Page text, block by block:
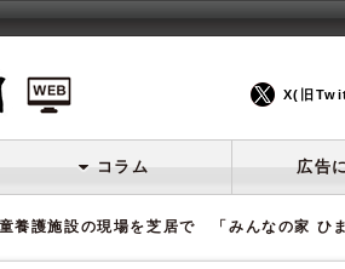
X(旧
コラム 広告
養護施設の現場を芝居で 「みんなの家 ひ